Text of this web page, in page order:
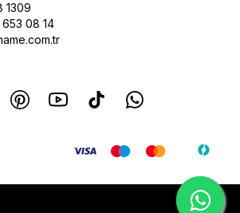
1309
653 08 14